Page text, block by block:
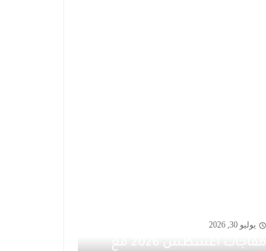
يوليو 30, 2026
مفاجآت أغسطس 2026 مع